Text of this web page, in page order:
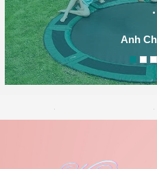
Xem
Đánh giá
Mình là một ông bố khá kỹ tính
sâu nhựa chắc chắn màu sắc